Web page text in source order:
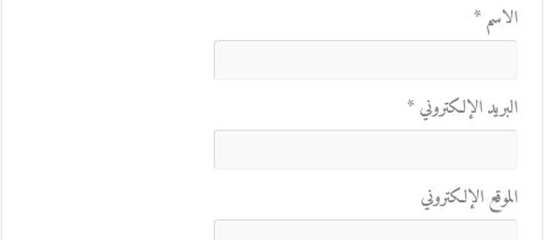
الاسم*
البريد الإلكتروني*
الموقع الإلكتروني